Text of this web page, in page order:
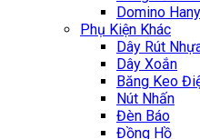
Domino
Phụ Kiện Khác
Dây Rút
Dây Xoắn
Băng Keo
Nút Nhấn
Đèn Báo
Đồng Hồ